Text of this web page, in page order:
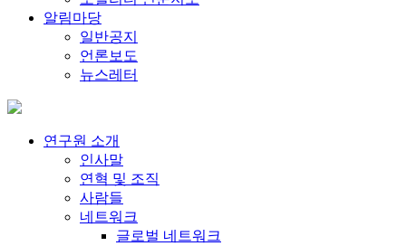
알림마당
일반공지
언론보도
뉴스레터
연구원 소개
인사말
연혁 및 조직
사람들
네트워크
글로벌 네트워크